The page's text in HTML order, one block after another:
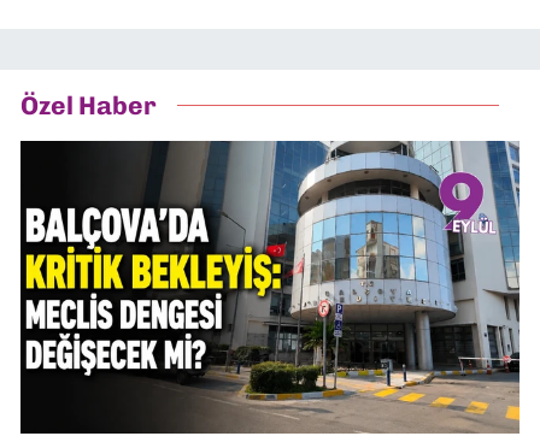
Özel Haber